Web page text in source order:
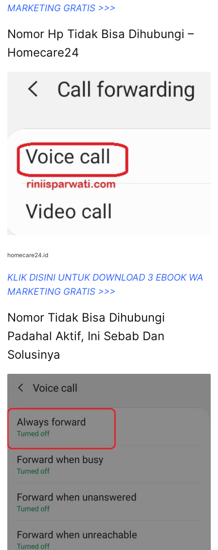
MARKETING GRATIS >>>
Nomor Hp Tidak Bisa Dihubungi –
Homecare24
homecare24.id
KLIK DISINI UNTUK DOWNLOAD 3 EBOOK WA
MARKETING GRATIS >>>
Nomor Tidak Bisa Dihubungi
Padahal Aktif, Ini Sebab Dan
Solusinya